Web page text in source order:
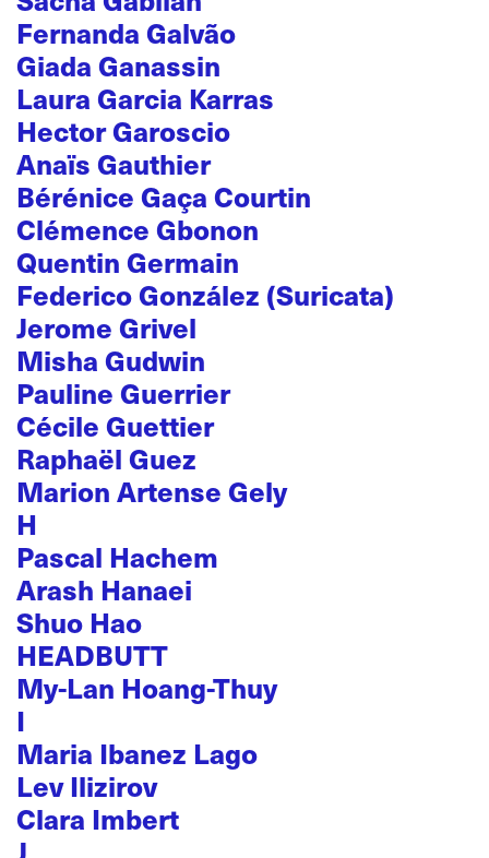
Fernanda Galvão
Giada Ganassin
Laura Garcia Karras
Hector Garoscio
Anaïs Gauthier
Bérénice Gaça Courtin
Clémence Gbonon
Quentin Germain
Federico González (Suricata)
Jerome Grivel
Misha Gudwin
Pauline Guerrier
Cécile Guettier
Raphaël Guez
Marion Artense Gely
H
Pascal Hachem
Arash Hanaei
Shuo Hao
HEADBUTT
My-Lan Hoang-Thuy
I
Maria Ibanez Lago
Lev Ilizirov
Clara Imbert